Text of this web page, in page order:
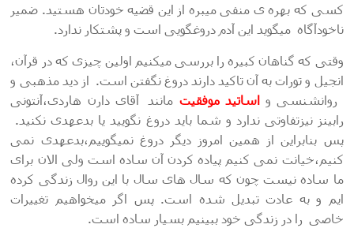
کسی که بهره ی منفی میبره از این قضیه خودتان هستید. ضمیر
ناخودآگاه میگوید این آدم دروغگویی است و پشتکار ندارد.
وقتی که گناهان کبیره را بررسی میکنیم اولین چیزی که در قرآن،
انجیل و تورات به آن تاکید دارند دروغ نگفتن است. از دید مذهبی و
روانشنسی واساتید موفقیت مانند آقای دارن هاردی،آنتونی
رابینز نیزتفاوتی ندارد و شما باید دروغ نگویید یا بدعهدی نکنید.
پس بنابراین از همین امروز دیگر دروغ نمیگوییم،بدعهدی نمی
کنیم،خیانت نمی کنیم پیاده کردن آن ساده است ولی الان برای
ما ساده نیست چون که سال های سال با این روال زندگی کرده
ایم و به عادت تبدیل شده است. پس اگر میخواهیم تغییرات
خاصی را در زندگی خود ببینیم بسیار ساده است.